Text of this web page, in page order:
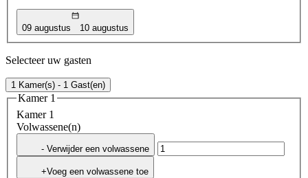
09 augustus 10 augustus
Selecteer uw gasten
1 Kamer(s) - 1 Gast(en)
Kamer 1
Kamer 1
Volwassene(n)
- Verwijder een volwassene
+Voeg een volwassene toe